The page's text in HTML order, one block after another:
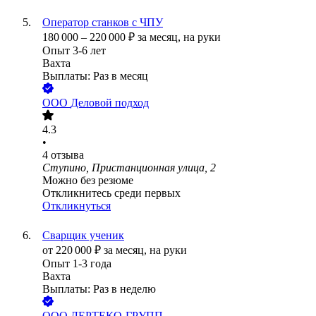
Оператор станков с ЧПУ
180 000 – 220 000 ₽ за месяц, на руки
Опыт 3-6 лет
Вахта
Выплаты: Раз в месяц
ООО Деловой подход
4.3
•
4 отзыва
Ступино, Пристанционная улица, 2
Можно без резюме
Откликнитесь среди первых
Откликнуться
Сварщик ученик
от 220 000 ₽ за месяц, на руки
Опыт 1-3 года
Вахта
Выплаты: Раз в неделю